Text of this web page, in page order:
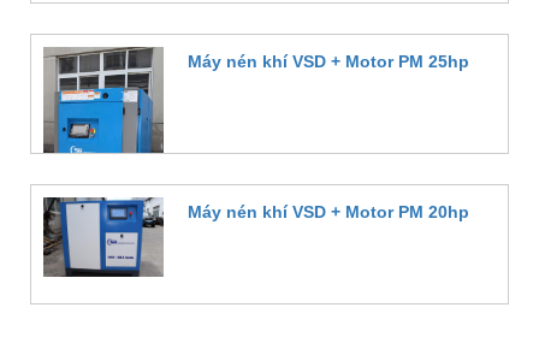
Máy nén khí VSD + Motor PM 25hp
Máy nén khí VSD + Motor PM 20hp